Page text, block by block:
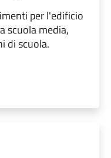
per l'edificio
scuola media,
di scuola.